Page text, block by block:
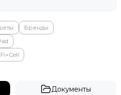
Бренды
Документы